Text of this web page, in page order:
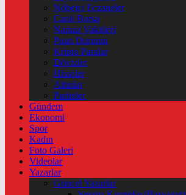
Nöbetçi Eczaneler
Canlı Borsa
Namaz Vakitleri
Puan Durumu
Kripto Paralar
Dövizler
Hisseler
Altınlar
Pariteler
Gündem
Ekonomi
Spor
Kadın
Foto Galeri
Videolar
Yazarlar
Güncel Yazarlar